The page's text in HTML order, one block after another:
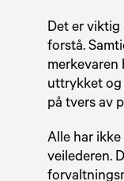
Det er viktig
forstå.
merkevaren
uttrykket
på tvers av
Alle har
veilederen.